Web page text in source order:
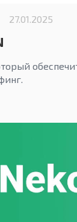
27.01.2025